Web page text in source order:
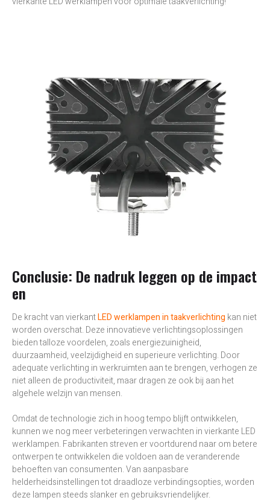
Conclusie: De nadruk leggen op de impact
en
De kracht van vierkantLED werklampen in taakverlichting kan niet
worden overschat. Deze innovatieve verlichtingsoplossingen
bieden talloze voordelen, zoals energiezuinigheid,
duurzaamheid, veelzijdigheid en superieure verlichting. Door
adequate verlichting in werkruimten aan te brengen, verhogen ze
niet alleen de productiviteit, maar dragen ze ook bij aan het
algehele welzijn van mensen.
Omdat de technologie zich in hoog tempo blijft ontwikkelen,
kunnen we nog meer verbeteringen verwachten in vierkante LED
werklampen. Fabrikanten streven er voortdurend naar om betere
ontwerpen te ontwikkelen die voldoen aan de veranderende
behoeften van consumenten. Van aanpasbare
helderheidsinstellingen tot draadloze verbindingsopties, worden
deze lampen steeds slanker en gebruiksvriendelijker.